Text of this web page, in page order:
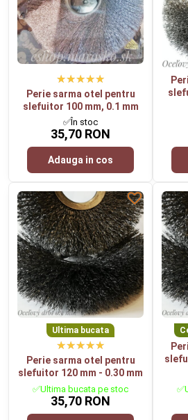
Perie sarma otel pentru
slefuitor 100 mm, 0.1 mm
✅În stoc
35,70 RON
Adauga in cos
Ultima bucata
Perie sarma otel pentru
slefuitor 120 mm - 0.30 mm
✅Ultima bucata pe stoc
35,70 RON